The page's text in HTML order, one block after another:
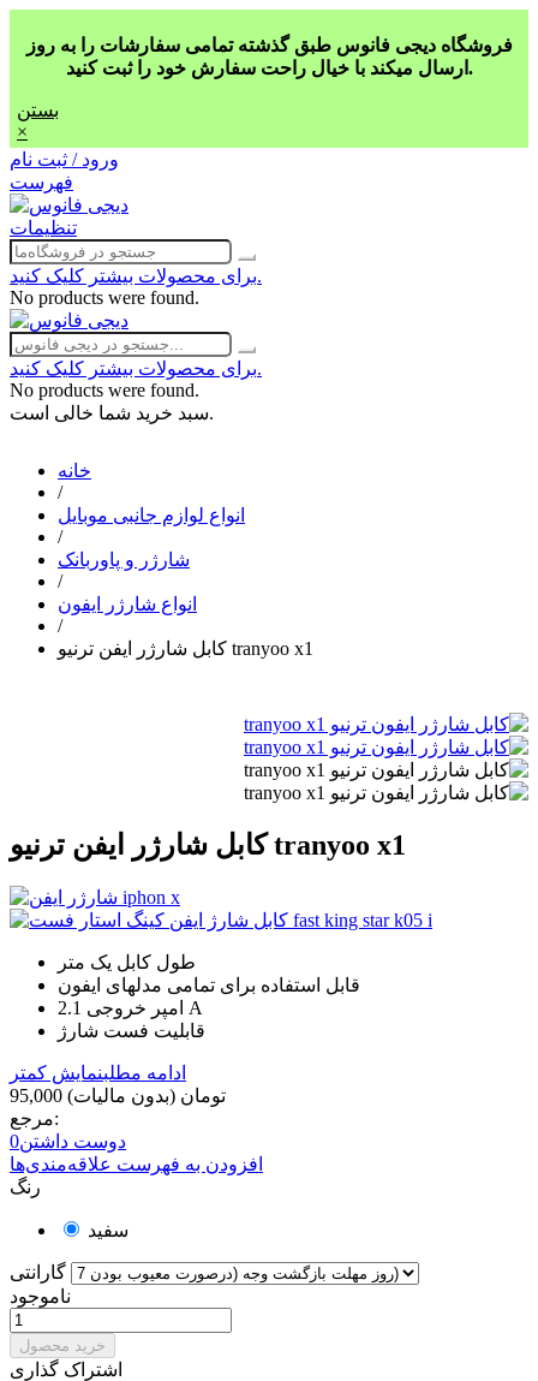
فروشگاه دیجی فانوس طبق گذشته تمامی سفارشات را به روز
ارسال میکند با خیال راحت سفارش خود را ثبت کنید.
بستن
×
ورود / ثبت نام
فهرست
تنظیمات
برای محصولات بیشتر کلیک کنید.
No products were found.
برای محصولات بیشتر کلیک کنید.
No products were found.
سبد خرید شما خالی است.
خانه
/
انواع لوازم جانبی موبایل
/
شارژر و پاوربانک
/
انواع شارژر ایفون
/
کابل شارژر ایفن ترنیو tranyoo x1
کابل شارژر ایفن ترنیو tranyoo x1
طول کابل یک متر
قابل استفاده برای تمامی مدلهای ایفون
امپر خروجی 2.1 A
قابلیت فست شارژ
ادامه مطلبنمایش کمتر
95,000 تومان (بدون مالیات)
مرجع:
دوست داشتن0
افزودن به فهرست علاقه‌مندی‌ها
رنگ
سفید
گارانتی
ناموجود
خرید محصول
اشتراک گذاری